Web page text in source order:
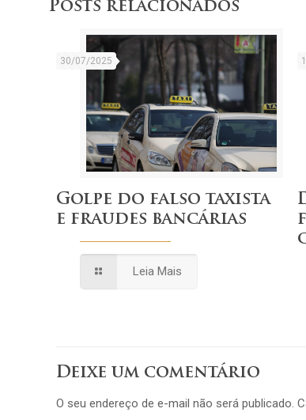
Posts relacionados
30/07/2025
Golpe do falso taxista
e fraudes bancárias
Leia Mais
Deixe um comentário
O seu endereço de e-mail não será publicado.